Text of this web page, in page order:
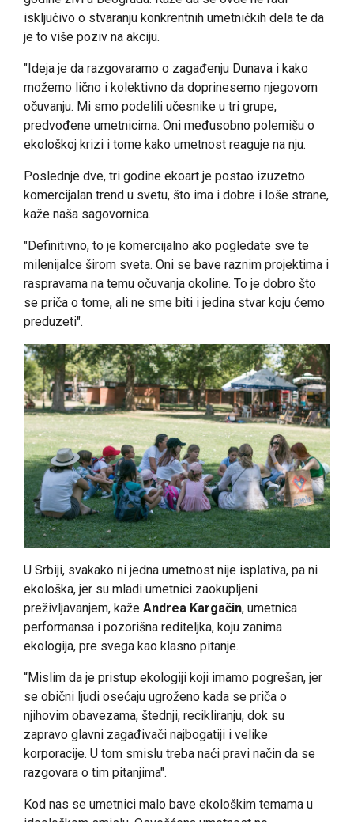
isključivo o stvaranju konkrentnih umetničkih dela te da
je to više poziv na akciju.
"Ideja je da razgovaramo o zagađenju Dunava i kako
možemo lično i kolektivno da doprinesemo njegovom
očuvanju. Mi smo podelili učesnike u tri grupe,
predvođene umetnicima. Oni međusobno polemišu o
ekološkoj krizi i tome kako umetnost reaguje na nju.
Poslednje dve, tri godine ekoart je postao izuzetno
komercijalan trend u svetu, što ima i dobre i loše strane,
kaže naša sagovornica.
"Definitivno, to je komercijalno ako pogledate sve te
milenijalce širom sveta. Oni se bave raznim projektima i
raspravama na temu očuvanja okoline. To je dobro što
se priča o tome, ali ne sme biti i jedina stvar koju ćemo
preduzeti".
U Srbiji, svakako ni jedna umetnost nije isplativa, pa ni
ekološka, jer su mladi umetnici zaokupljeni
preživljavanjem, kaže Andrea Kargačin, umetnica
performansa i pozorišna rediteljka, koju zanima
ekologija, pre svega kao klasno pitanje.
“Mislim da je pristup ekologiji koji imamo pogrešan, jer
se obični ljudi osećaju ugroženo kada se priča o
njihovim obavezama, štednji, recikliranju, dok su
zapravo glavni zagađivači najbogatiji i velike
korporacije. U tom smislu treba naći pravi način da se
razgovara o tim pitanjima".
Kod nas se umetnici malo bave ekološkim temama u